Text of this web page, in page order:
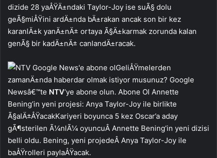
dizide 28 yaÅŸÄ±ndaki Taylor-Joy ise suÃ§ dolu
geÃ§miÅŸini ardÄ±nda bÄ±rakan ancak son bir kez
karanlÄ±k yanÄ±nÄ± ortaya Ã§Ä±karmak zorunda kalan
genÃ§ bir kadÄ±nÄ± canlandÄ±racak.
GeliÅŸmelerden
zamanÄ±nda haberdar olmak istiyor musunuz? Google
Newsâ€™te NTV‘ye abone olun. Abone Ol Annette
Bening’in yeni projesi: Anya Taylor-Joy ile birlikte
Ã§alÄ±ÅŸacakKariyeri boyunca 5 kez Oscar’a aday
gÃ¶sterilen Ã¼nlÃ¼ oyuncuÂ Annette Bening’in yeni dizisi
belli oldu. Bening, yeni projedeÂ Anya Taylor-Joy ile
baÅŸrolleri paylaÅŸacak.